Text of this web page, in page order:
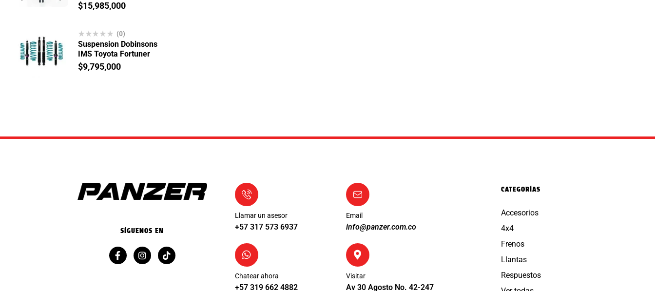
$15,985,000
(0)
Suspension Dobinsons
IMS Toyota Fortuner
$9,795,000
SÍGUENOS EN
Llamar un asesor
+57 317 573 6937
Chatear ahora
+57 319 662 4882
Email
info@panzer.com.co
Visitar
Av 30 Agosto No. 42-247
CATEGORÍAS
Accesorios
4x4
Frenos
Llantas
Respuestos